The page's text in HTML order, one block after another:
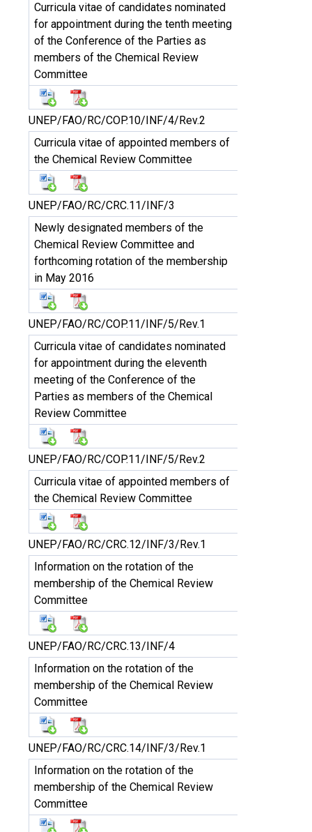
Curricula vitae of candidates nominated
for appointment during the tenth meeting
of the Conference of the Parties as
members of the Chemical Review
Committee
UNEP/FAO/RC/COP.10/INF/4/Rev.2
Curricula vitae of appointed members of
the Chemical Review Committee
UNEP/FAO/RC/CRC.11/INF/3
Newly designated members of the
Chemical Review Committee and
forthcoming rotation of the membership
in May 2016
UNEP/FAO/RC/COP.11/INF/5/Rev.1
Curricula vitae of candidates nominated
for appointment during the eleventh
meeting of the Conference of the
Parties as members of the Chemical
Review Committee
UNEP/FAO/RC/COP.11/INF/5/Rev.2
Curricula vitae of appointed members of
the Chemical Review Committee
UNEP/FAO/RC/CRC.12/INF/3/Rev.1
Information on the rotation of the
membership of the Chemical Review
Committee
UNEP/FAO/RC/CRC.13/INF/4
Information on the rotation of the
membership of the Chemical Review
Committee
UNEP/FAO/RC/CRC.14/INF/3/Rev.1
Information on the rotation of the
membership of the Chemical Review
Committee